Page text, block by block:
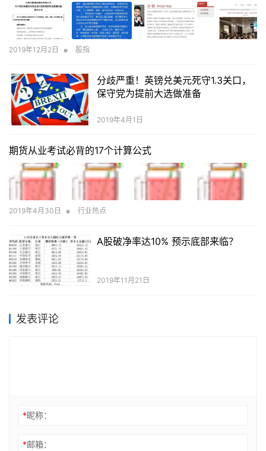
2019年12月2日 • 股指
分歧严重！英镑兑美元死守1.3关口，
保守党为提前大选做准备
2019年4月1日
期货从业考试必背的17个计算公式
2019年4月30日 • 行业热点
A股破净率达10% 预示底部来临？
2019年11月21日
发表评论
*昵称：
*邮箱：